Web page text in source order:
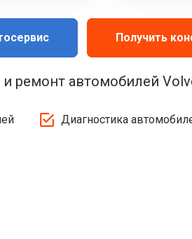
Получить
ремонт автомобилей
Диагностика